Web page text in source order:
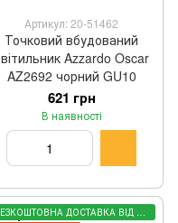
Артикул: 20-51462
Точковий вбудований
Azzardo Oscar
AZ2692 чорний GU10
621 грн
В наявності
БЕЗКОШТОВНА ДОСТАВКА ВІД 3000 ГРН